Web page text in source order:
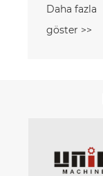
Kısa Süreli
Projeler İçin